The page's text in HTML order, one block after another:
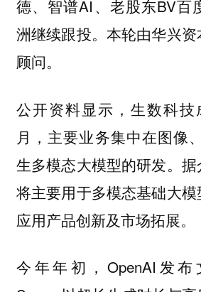
德、智谱AI、老股东BV百
洲继续跟投。本轮由华兴
顾问。
公开资料显示，生数科技
月，主要业务集中在图像
生多模态大模型的研发。
将主要用于多模态基础大模
应用产品创新及市场拓展。
今年年初，OpenAI发